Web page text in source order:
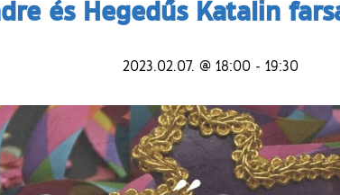
és Hegedűs Katalin
2023.02.07. @ 18:00- 19:30